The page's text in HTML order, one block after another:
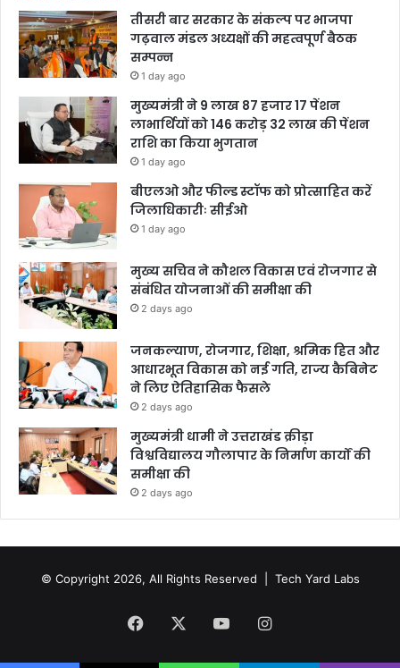
तीसरी बार सरकार के संकल्प पर भाजपा
गढ़वाल मंडल अध्यक्षों की महत्वपूर्ण बैठक
सम्पन्न
1 day ago
मुख्यमंत्री ने 9 लाख 87 हजार 17 पेंशन
लाभार्थियों को 146 करोड़ 32 लाख की पेंशन
राशि का किया भुगतान
1 day ago
बीएलओ और फील्ड स्टॉफ को प्रोत्साहित करें
जिलाधिकारीः सीईओ
1 day ago
मुख्य सचिव ने कौशल विकास एवं रोजगार से
संबंधित योजनाओं की समीक्षा की
2 days ago
जनकल्याण, रोजगार, शिक्षा, श्रमिक हित और
आधारभूत विकास को नई गति, राज्य कैबिनेट
ने लिए ऐतिहासिक फैसले
2 days ago
मुख्यमंत्री धामी ने उत्तराखंड क्रीड़ा
विश्वविद्यालय गौलापार के निर्माण कार्यों की
समीक्षा की
2 days ago
© Copyright 2026, All Rights Reserved | Tech Yard Labs
Facebook YouTubeInstagram